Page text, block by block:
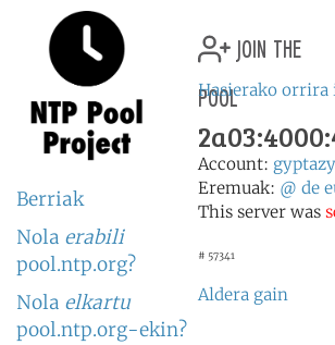
Berriak
Nola erabili
pool.ntp.org?
Nola elkartu
pool.ntp.org-ekin?
join the
pool
Hasierako
Account: gyptazy
Eremuak: @ de
This server was
# 57341
Aldera gain